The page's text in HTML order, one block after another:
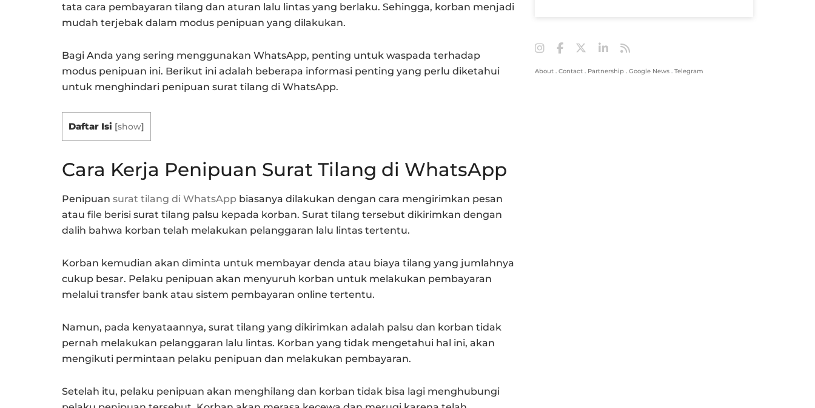
tata cara pembayaran tilang dan aturan lalu lintas yang berlaku. Sehingga, korban menjadi
mudah terjebak dalam modus penipuan yang dilakukan.
Bagi Anda yang sering menggunakan WhatsApp, penting untuk waspada terhadap
modus penipuan ini. Berikut ini adalah beberapa informasi penting yang perlu diketahui
untuk menghindari penipuan surat tilang di WhatsApp.
Daftar Isi [show]
Cara Kerja Penipuan Surat Tilang di WhatsApp
Penipuan surat tilang di WhatsApp biasanya dilakukan dengan cara mengirimkan pesan
atau file berisi surat tilang palsu kepada korban. Surat tilang tersebut dikirimkan dengan
dalih bahwa korban telah melakukan pelanggaran lalu lintas tertentu.
Korban kemudian akan diminta untuk membayar denda atau biaya tilang yang jumlahnya
cukup besar. Pelaku penipuan akan menyuruh korban untuk melakukan pembayaran
melalui transfer bank atau sistem pembayaran online tertentu.
Namun, pada kenyataannya, surat tilang yang dikirimkan adalah palsu dan korban tidak
pernah melakukan pelanggaran lalu lintas. Korban yang tidak mengetahui hal ini, akan
mengikuti permintaan pelaku penipuan dan melakukan pembayaran.
Setelah itu, pelaku penipuan akan menghilang dan korban tidak bisa lagi menghubungi
About . Contact . Partnership . Google News . Telegram